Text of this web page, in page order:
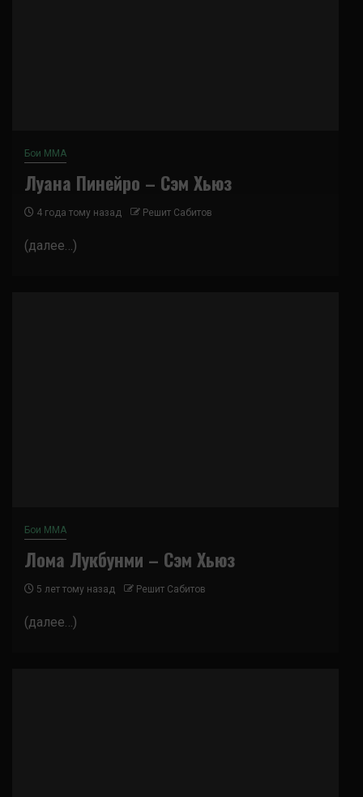
Бои ММА
Луана Пинейро – Сэм Хьюз
4 года тому назад Решит Сабитов
(далее…)
Бои ММА
Лома Лукбунми – Сэм Хьюз
5 лет тому назад Решит Сабитов
(далее…)